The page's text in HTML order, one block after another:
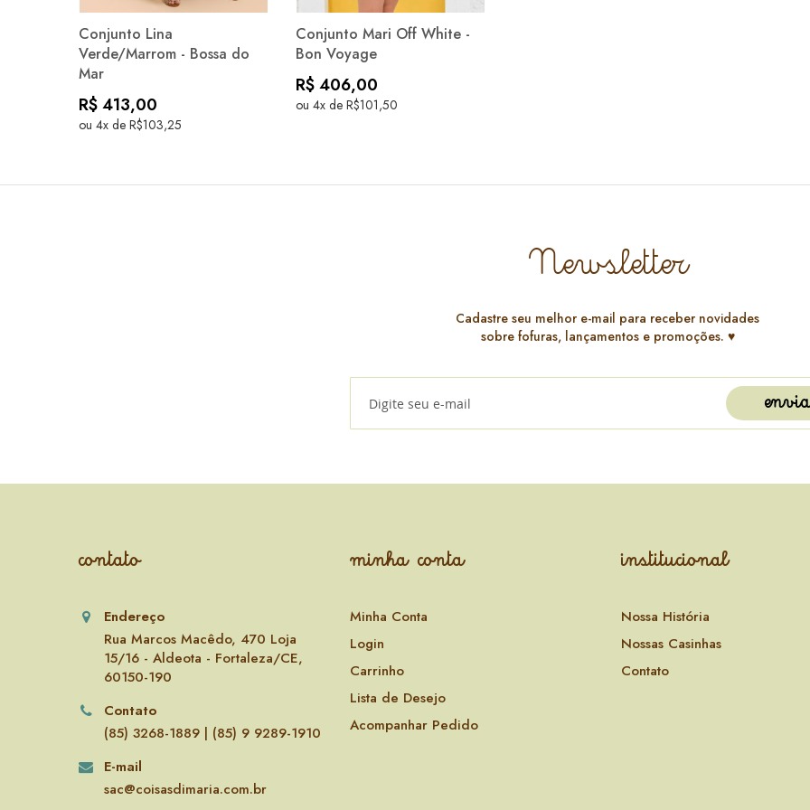
Conjunto Lina
Verde/Marrom - Bossa do
Mar
R$ 413,00
ou 4x de R$103,25
Conjunto Mari Off White -
Bon Voyage
R$ 406,00
ou 4x de R$101,50
Newsletter
Cadastre seu melhor e-mail para receber novidades
sobre fofuras, lançamentos e promoções. ♥️
contato
Endereço
Rua Marcos Macêdo, 470 Loja
15/16 - Aldeota - Fortaleza/CE,
60150-190
Contato
(85) 3268-1889 | (85) 9 9289-1910
E-mail
sac@coisasdimaria.com.br
minha conta
Minha Conta
Login
Carrinho
Lista de Desejo
Acompanhar Pedido
institucional
Nossa História
Nossas Casinhas
Contato